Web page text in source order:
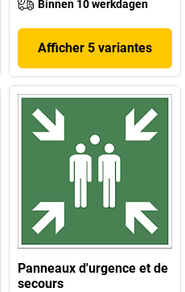
Binnen 10 werkdagen
Afficher 5 variantes
Panneaux d'urgence et de
secours